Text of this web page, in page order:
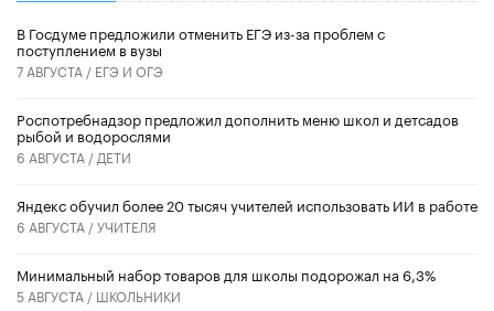
В Госдуме предложили отменить ЕГЭ из-за проблем с
поступлением в вузы
7 АВГУСТА / ЕГЭ И ОГЭ
Роспотребнадзор предложил дополнить меню школ и детсадов
рыбой и водорослями
6 АВГУСТА / ДЕТИ
​Яндекс обучил более 20 тысяч учителей использовать ИИ в работе
6 АВГУСТА /УЧИТЕЛЯ
Минимальный набор товаров для школы подорожал на 6,3%
5 АВГУСТА / ШКОЛЬНИКИ